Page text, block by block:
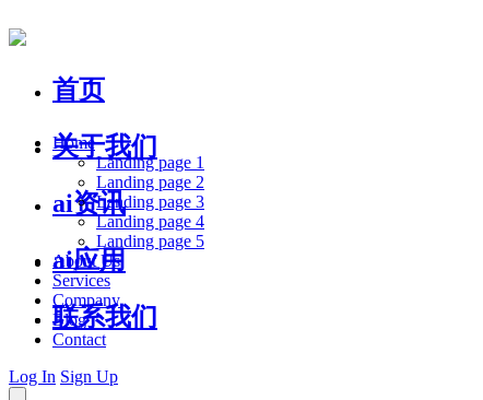
首页
关于我们
ai资讯
ai应用
联系我们
Home
Landing page 1
Landing page 2
Landing page 3
Landing page 4
Landing page 5
About Us
Services
Company
Blog
Contact
Log In Sign Up